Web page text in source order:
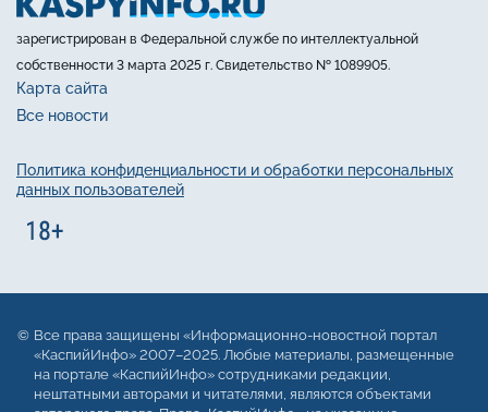
зарегистрирован в Федеральной службе по интеллектуальной
собственности 3 марта 2025 г. Свидетельство № 1089905.
Карта сайта
Все новости
Политика конфиденциальности и обработки персональных
данных пользователей
Все права защищены «Информационно-новостной портал
«КаспийИнфо» 2007–2025. Любые материалы, размещенные
на портале «КаспийИнфо» сотрудниками редакции,
нештатными авторами и читателями, являются объектами